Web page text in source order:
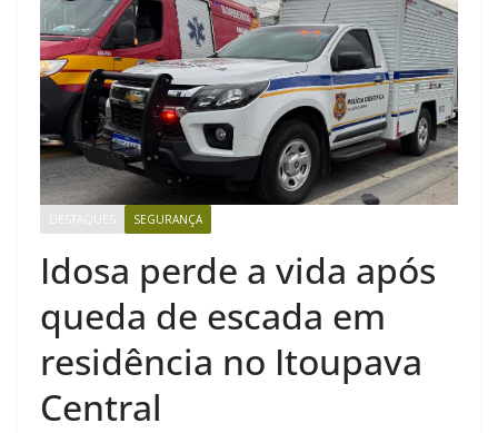
DESTAQUES SEGURANÇA
Idosa perde a vida após
queda de escada em
residência no Itoupava
Central